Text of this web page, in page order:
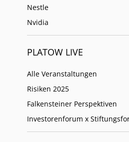
Nestle
Nvidia
PLATOW LIVE
Alle Veranstaltungen
Risiken 2025
Falkensteiner Perspektiven
Investorenforum x